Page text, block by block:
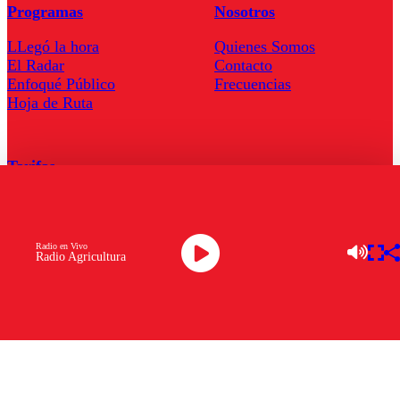
Radio Agricultura
Radio en Vivo
Programas
LLegó la hora
El Radar
Enfoqué Público
Hoja de Ruta
Nosotros
Quienes Somos
Contacto
Frecuencias
Tarifas
Descarga la APP